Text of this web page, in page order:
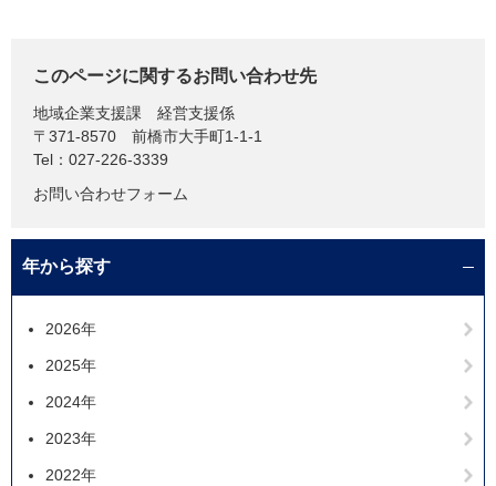
このページに関するお問い合わせ先
地域企業支援課
経営支援係
〒371-8570
前橋市大手町1-1-1
Tel：027-226-3339
お問い合わせフォーム
年から探す
2026年
2025年
2024年
2023年
2022年